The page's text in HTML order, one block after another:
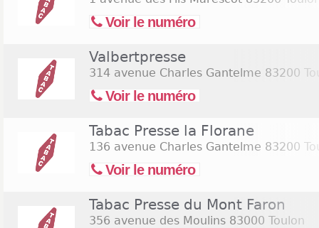
Voir le numéro
Valbertpresse
314 avenue Charles Gantelme 83200
Voir le numéro
Tabac Presse la Florane
136 avenue Charles Gantelme 83200
Voir le numéro
Tabac Presse du Mont Faron
356 avenue des Moulins 83000 Toulon